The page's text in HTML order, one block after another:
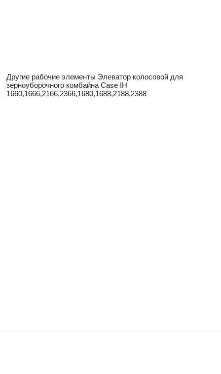
Другие рабочие элементы Элеватор колосовой для
зерноуборочного комбайна Case IH
1660,1666,2166,2366,1680,1688,2188,2388